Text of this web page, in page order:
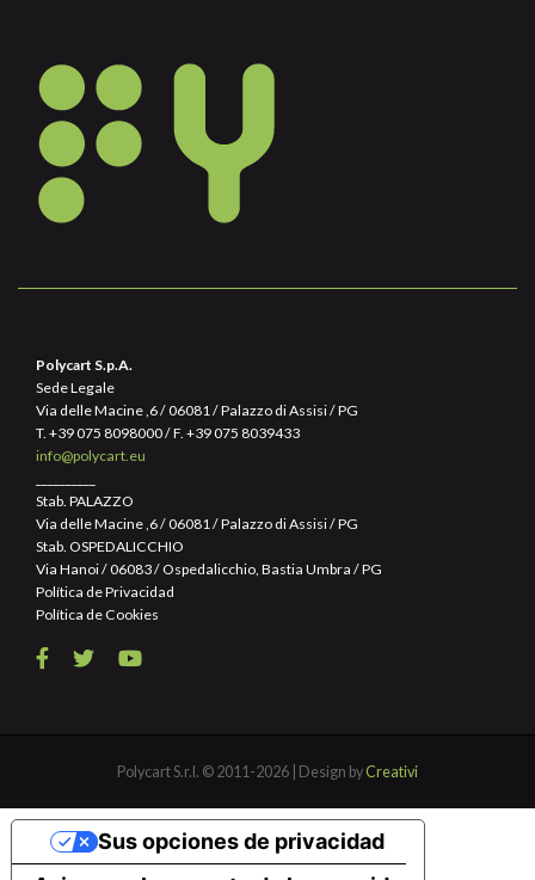
Polycart S.p.A.
Sede Legale
Via delle Macine ,6 / 06081 / Palazzo di Assisi / PG
T. +39 075 8098000/ F. +39 075 8039433
info@polycart.eu
Stab. PALAZZO
Via delle Macine ,6 / 06081 / Palazzo di Assisi / PG
Stab. OSPEDALICCHIO
Via Hanoi / 06083 / Ospedalicchio, Bastia Umbra / PG
Política de Privacidad
Política de Cookies
Polycart S.r.l. © 2011-2026 | Design byCreativi
Sus opciones de privacidad